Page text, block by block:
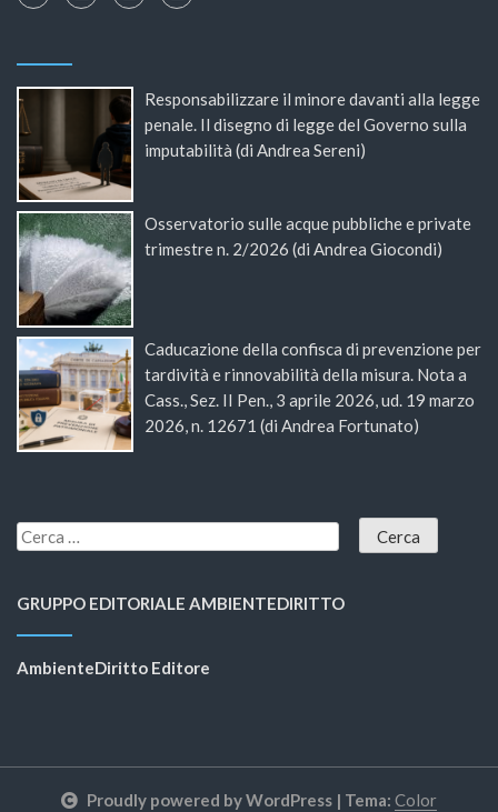
Responsabilizzare il minore davanti alla legge
penale. Il disegno di legge del Governo sulla
imputabilità (di Andrea Sereni)
Osservatorio sulle acque pubbliche e private
trimestre n. 2/2026 (di Andrea Giocondi)
Caducazione della confisca di prevenzione per
tardività e rinnovabilità della misura. Nota a
Cass., Sez. II Pen., 3 aprile 2026, ud. 19 marzo
2026, n. 12671 (di Andrea Fortunato)
GRUPPO EDITORIALE AMBIENTEDIRITTO
AmbienteDiritto Editore
Proudly powered by WordPress | Tema: Color